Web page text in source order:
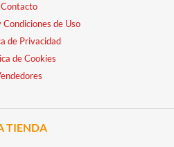
Contacto
Condiciones de Uso
de Privacidad
de Cookies
TIENDA